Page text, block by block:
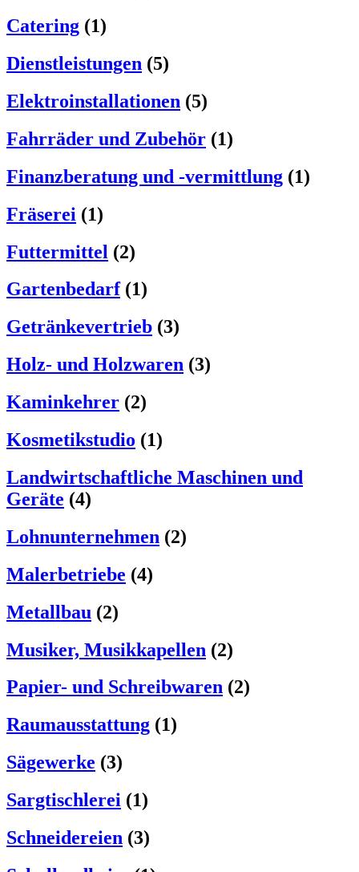
Catering (1)
Dienstleistungen (5)
Elektroinstallationen (5)
Fahrräder und Zubehör (1)
Finanzberatung und -vermittlung (1)
Fräserei (1)
Futtermittel (2)
Gartenbedarf (1)
Getränkevertrieb (3)
Holz- und Holzwaren (3)
Kaminkehrer (2)
Kosmetikstudio (1)
Landwirtschaftliche Maschinen und
Geräte (4)
Lohnunternehmen (2)
Malerbetriebe (4)
Metallbau (2)
Musiker, Musikkapellen (2)
Papier- und Schreibwaren (2)
Raumausstattung (1)
Sägewerke (3)
Sargtischlerei (1)
Schneidereien (3)